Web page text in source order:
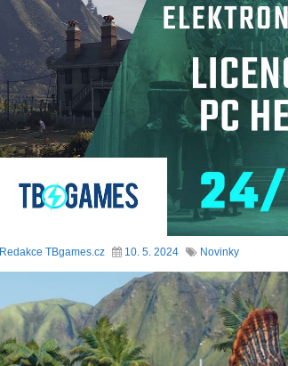
Redakce TBgames.cz 10. 5. 2024 Novinky